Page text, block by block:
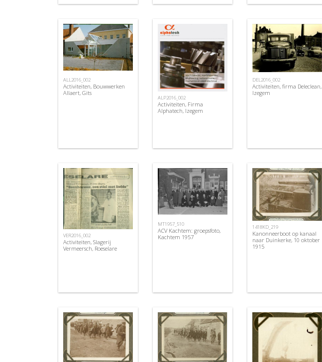
ALL2016_002
Activiteiten, Bouwwerken
Allaert, Gits
ALP2016_002
Activiteiten, Firma
Alphatech, Izegem
DEL2016_002
Activiteiten, firma Deleclean,
Izegem
VER2016_002
Activiteiten, Slagerij
Vermeersch, Roeselare
MT1957_510
ACV Kachtem: groepsfoto,
Kachtem 1957
1418KD_219
Kanonneerboot op kanaal
naar Duinkerke, 10 oktober
1915